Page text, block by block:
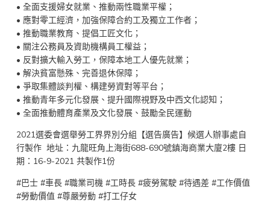
• 全面支援婦女就業、推動兩性職業平權；
• 應對零工經濟，加強保障合約工及獨立工作者；
• 推動職業教育、提倡工匠文化；
• 關注公務員及資助機構員工權益；
• 反對擴大輸入勞工，保障本地工人優先就業；
• 解決貧富懸殊、完善退休保障；
• 爭取集體談判權、構建勞資對等平台；
• 推動青年多元化發展、提升國際視野及中西文化認知；
• 全面推動體育產業及文化發展、鼓勵全民運動
2021選委會選舉勞工界界別分組【選告廣告】候選人辦事處自
行製作 地址：九龍旺角上海街688-690號鎮海商業大廈2樓 日
期：16-9-2021 共製作1份
#巴士 #車長 #職業司機 #工時長 #疲勞駕駛 #待遇差 #工作價值
#勞動價值 #尊嚴勞動 #打工仔女